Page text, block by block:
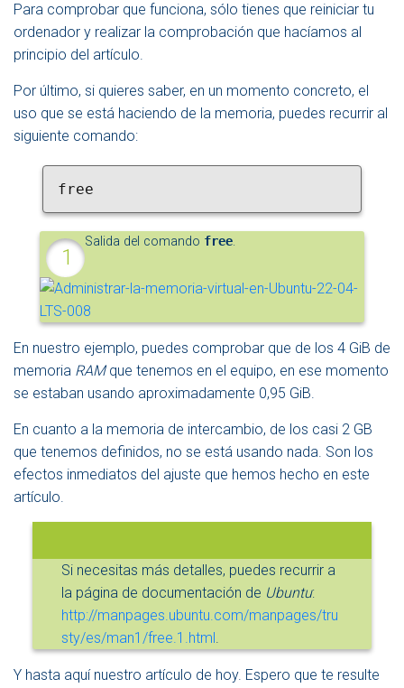
Para comprobar que funciona, sólo tienes que reiniciar tu
ordenador y realizar la comprobación que hacíamos al
principio del artículo.
Por último, si quieres saber, en un momento concreto, el
uso que se está haciendo de la memoria, puedes recurrir al
siguiente comando:
free
Salida del comando free.
En nuestro ejemplo, puedes comprobar que de los 4 GiB de
memoria RAMque tenemos en el equipo, en ese momento
se estaban usando aproximadamente 0,95 GiB.
En cuanto a la memoria de intercambio, de los casi 2 GB
que tenemos definidos, no se está usando nada. Son los
efectos inmediatos del ajuste que hemos hecho en este
artículo.
Si necesitas más detalles, puedes recurrir a
la página de documentación de Ubuntu:
http://manpages.ubuntu.com/manpages/tru
sty/es/man1/free.1.html .
Y hasta aquí nuestro artículo de hoy. Espero que te resulte